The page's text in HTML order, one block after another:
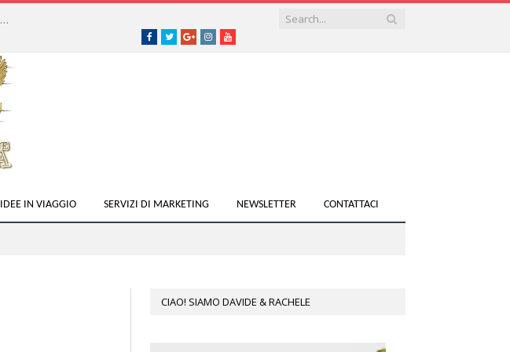
Dove fare campeggio libero in Italia: le migliori mete da raggiungere in traghetto
Facebook
TwitterGoogle+instagramyoutube
IDEE IN VIAGGIO SERVIZI DI MARKETING NEWSLETTER CONTATTACI
CIAO! SIAMO DAVIDE & RACHELE